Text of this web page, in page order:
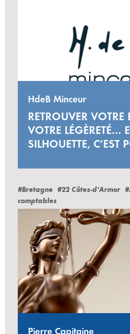
HdeB Minceur
RETROUVER VOTRE
VOTRE LÉGÈRETÉ…
SILHOUETTE, C’EST
#Bretagne #22 Côtes-d’Armor
comptables
Pierre Capitaine